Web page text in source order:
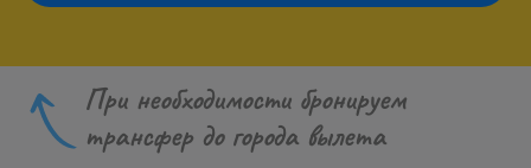
При необходимости бронируем
трансфер до города вылета